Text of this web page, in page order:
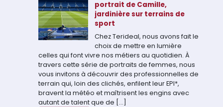
portrait de Camille,
jardinière sur terrains de
sport
Chez Terideal, nous avons fait le
choix de mettre en lumière
celles qui font vivre nos métiers au quotidien. À
travers cette série de portraits de femmes, nous
vous invitons à découvrir des professionnelles de
terrain qui, loin des clichés, enfilent leur EPI*,
bravent la météo et maîtrisent les engins avec
autant de talent que de […]